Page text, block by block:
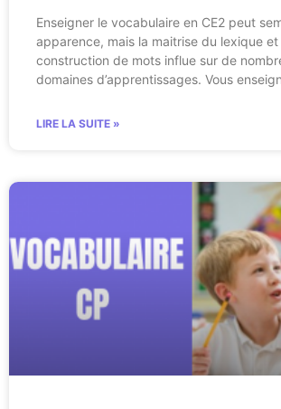
Enseigner le vocabulaire en CE2 peut
apparence, mais la maitrise du lexique et
construction de mots influe sur de
domaines d’apprentissages. Vous
LIRE LA SUITE »